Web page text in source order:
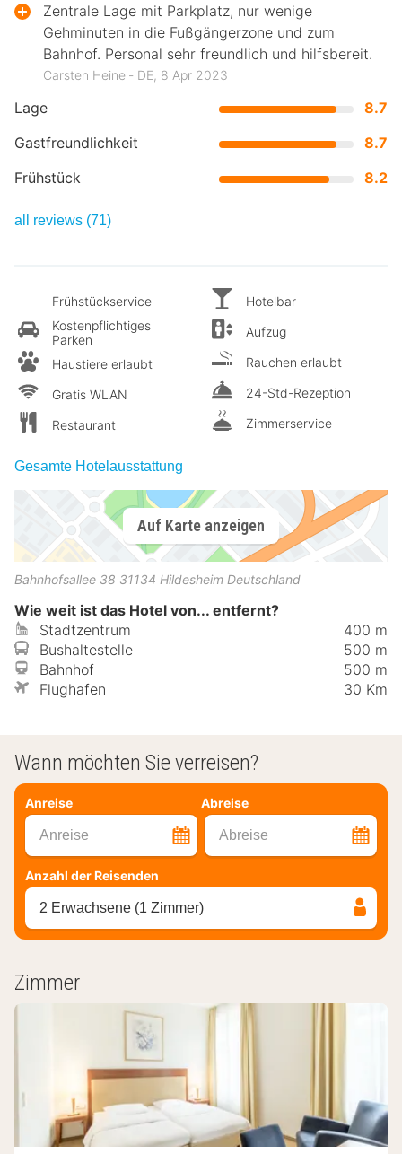
Lage
8.7
Gastfreundlichkeit
8.7
Frühstück
8.2
Zentrale Lage mit Parkplatz, nur wenige
Gehminuten in die Fußgängerzone und zum
Bahnhof. Personal sehr freundlich und hilfsbereit.
Carsten Heine ‐ DE, 8 Apr 2023
all reviews (71)
Frühstückservice
Kostenpflichtiges
Parken
Haustiere erlaubt
Gratis WLAN
Restaurant
Hotelbar
Aufzug
Rauchen erlaubt
24-Std-Rezeption
Zimmerservice
Gesamte Hotelausstattung
Auf Karte anzeigen
Bahnhofsallee 38 31134 Hildesheim Deutschland
Wie weit ist das Hotel von... entfernt?
Stadtzentrum
400 m
Bushaltestelle
500 m
Bahnhof
500 m
Flughafen
30 Km
Wann möchten Sie verreisen?
Anreise Abreise
Anreise Abreise
Anzahl der Reisenden
2 Erwachsene (1 Zimmer)
Zimmer